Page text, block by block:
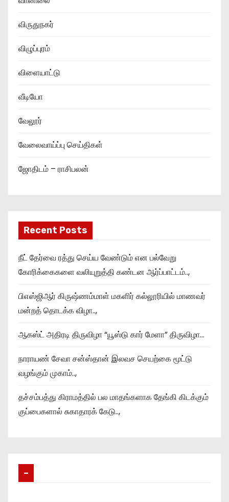
விருதுநகர்
விழுப்புரம்
விளையாட்டு
வீடியோ
வேலூர்
வேலைவாய்ப்பு செய்திகள்
ஜோதிடம் – ராசிபலன்
Recent Posts
நீட் தேர்வை ரத்து செய்ய வேண்டும் என பல்வேறு
கோரிக்கைகளை வலியுறுத்தி கண்டன ஆர்ப்பாட்டம்..,
பிஎஸ்ஜிஆர் கிருஷ்ணம்மாள் மகளிர் கல்லூரியில் மாணவர்
மன்றத் தொடக்க விழா..,
ஆகஸ்ட் அதிரடி திருவிழா “யூஸ்டு கார் மேளா” திருவிழா…
நாராயண் சேவா சன்ஸ்தான் இலவச செயற்கை மூட்டு
வழங்கும் முகாம்..,
தச்சம்பத்து கிராமத்தில் பல மாதங்களாக தேங்கி கிடக்கும்
குப்பைகளால் சுகாதாரக் கேடு..,
–